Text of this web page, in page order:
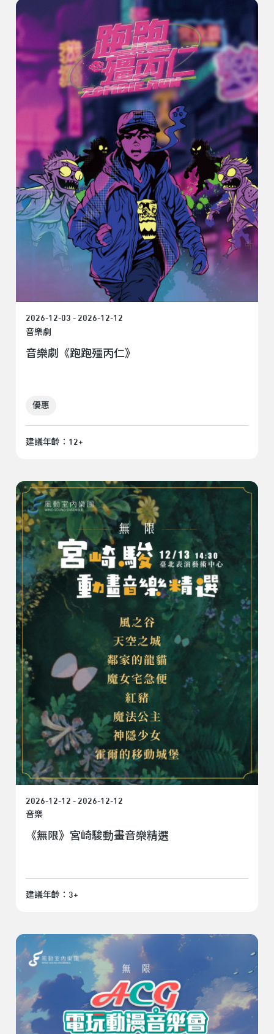
2026-12-03 - 2026-12-12
音樂劇
音樂劇《跑跑殭丙仁》
優惠
建議年齡：12+
2026-12-12 - 2026-12-12
音樂
《無限》宮崎駿動畫音樂精選
建議年齡：3+